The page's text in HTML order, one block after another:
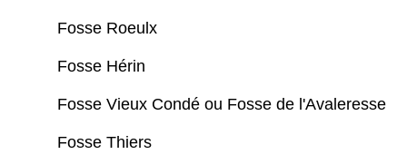
Fosse Roeulx
Fosse Hérin
Fosse Vieux Condé ou Fosse de l'Avaleresse
Fosse Thiers